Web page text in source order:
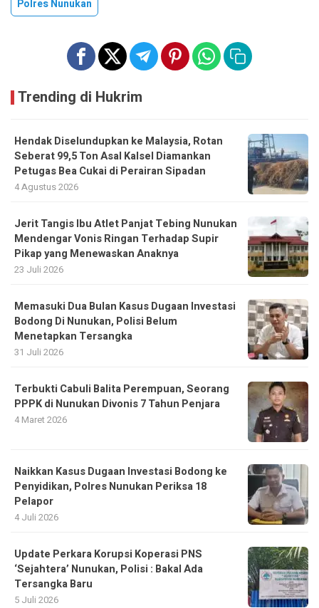
Polres Nunukan
Trending di Hukrim
Hendak Diselundupkan ke Malaysia, Rotan
Seberat 99,5 Ton Asal Kalsel Diamankan
Petugas Bea Cukai di Perairan Sipadan
4 Agustus 2026
Jerit Tangis Ibu Atlet Panjat Tebing Nunukan
Mendengar Vonis Ringan Terhadap Supir
Pikap yang Menewaskan Anaknya
23 Juli 2026
Memasuki Dua Bulan Kasus Dugaan Investasi
Bodong Di Nunukan, Polisi Belum
Menetapkan Tersangka
31 Juli 2026
Terbukti Cabuli Balita Perempuan, Seorang
PPPK di Nunukan Divonis 7 Tahun Penjara
4 Maret 2026
Naikkan Kasus Dugaan Investasi Bodong ke
Penyidikan, Polres Nunukan Periksa 18
Pelapor
4 Juli 2026
Update Perkara Korupsi Koperasi PNS
‘Sejahtera’ Nunukan, Polisi : Bakal Ada
Tersangka Baru
5 Juli 2026